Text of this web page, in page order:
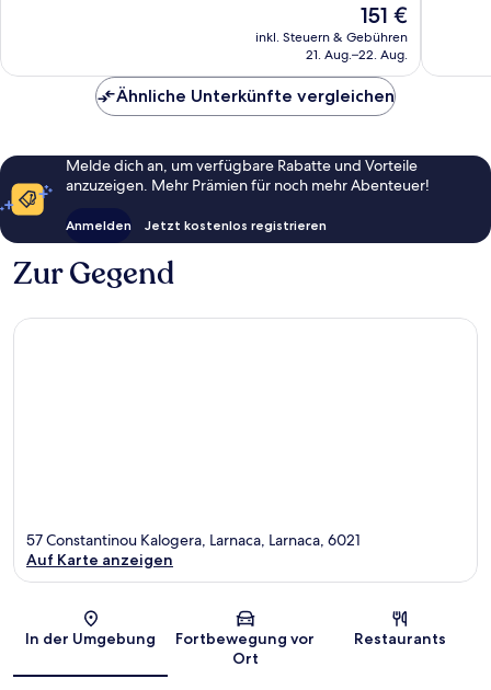
Der
Preis
beträgt
151 €
inkl. Steuern & Gebühren
21. Aug.–22. Aug.
Ähnliche Unterkünfte vergleichen
Melde dich an, um verfügbare Rabatte und Vorteile
anzuzeigen. Mehr Prämien für noch mehr Abenteuer!
Anmelden Jetzt kostenlos registrieren
Zur Gegend
Karte
57 Constantinou Kalogera, Larnaca, Larnaca, 6021
Auf Karte anzeigen
In der Umgebung
Fortbewegung vor
Ort
Restaurants